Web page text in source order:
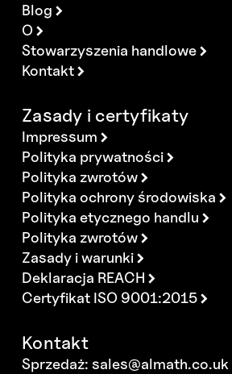
Blog
O
Stowarzyszenia handlowe
Kontakt
Zasady i certyfikaty
Impressum
Polityka prywatności
Polityka zwrotów
Polityka ochrony środowiska
Polityka etycznego handlu
Polityka zwrotów
Zasady i warunki
Deklaracja REACH
Certyfikat ISO 9001:2015
Kontakt
Sprzedaż:sales@almath.co.uk